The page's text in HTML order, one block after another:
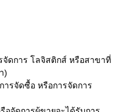
ดการ โลจิสติกส์ หรือสาขาที่
)
รจัดซื้อ หรือการจัดการ